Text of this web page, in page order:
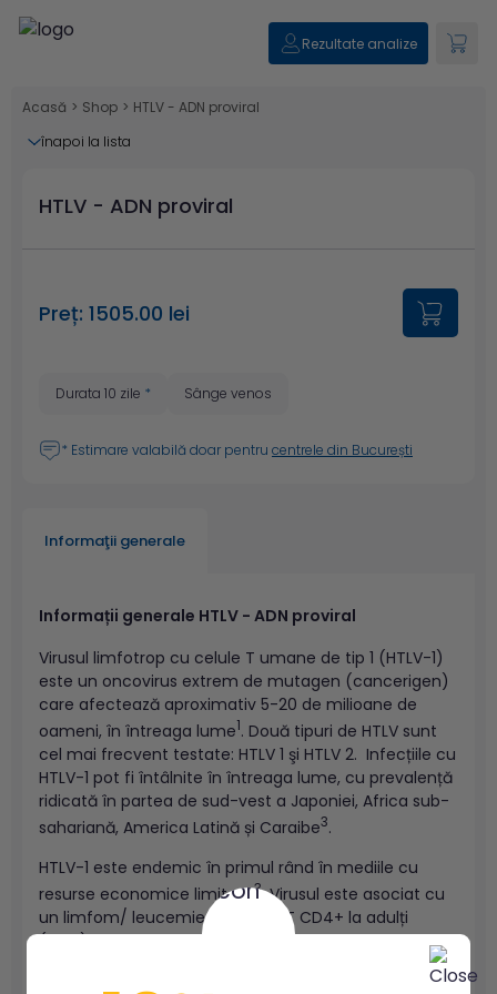
Rezultate analize
Acasă > Shop > HTLV - ADN proviral
înapoi la lista
HTLV - ADN proviral
Preț: 1505.00 lei
Durata 10 zile * Sânge venos
* Estimare valabilă doar pentru centrele din București
Informaţii generale
Informații generale HTLV - ADN proviral
Virusul limfotrop cu celule T umane de tip 1 (HTLV-1)
este un oncovirus extrem de mutagen (cancerigen)
care afectează aproximativ 5-20 de milioane de
oameni, în întreaga lume1. Două tipuri de HTLV sunt
cel mai frecvent testate: HTLV 1 şi HTLV 2. Infecțiile cu
HTLV-1 pot fi întâlnite în întreaga lume, cu prevalență
ridicată în partea de sud-vest a Japoniei, Africa sub-
sahariană, America Latină și Caraibe3.
HTLV-1 este endemic în primul rând în mediile cu
resurse economice limitate3. Virusul este asociat cu
un limfom/ leucemie cu celule T CD4+ la adulți
(ATLL) agresiv dar și cu boli inflamatorii cum ar fi